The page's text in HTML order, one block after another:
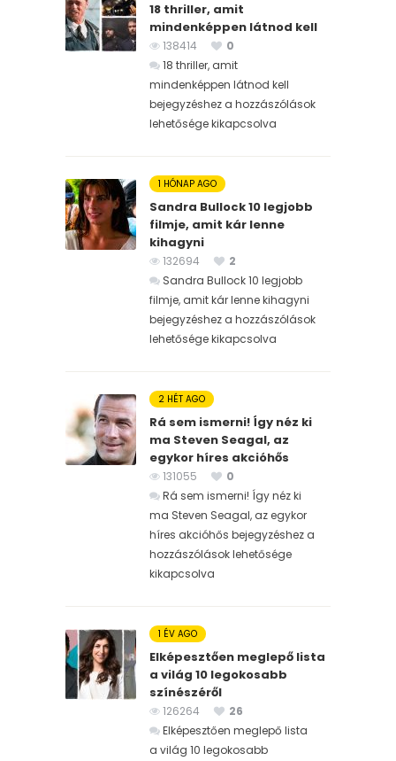
18 thriller, amit
mindenképpen látnod kell
138414
0
18 thriller, amit
mindenképpen látnod kell
bejegyzéshez a hozzászólások
lehetősége kikapcsolva
1 HÓNAP AGO
Sandra Bullock 10 legjobb
filmje, amit kár lenne
kihagyni
132694
2
Sandra Bullock 10 legjobb
filmje, amit kár lenne kihagyni
bejegyzéshez a hozzászólások
lehetősége kikapcsolva
2 HÉT AGO
Rá sem ismerni! Így néz ki
ma Steven Seagal, az
egykor híres akcióhős
131055
0
Rá sem ismerni! Így néz ki
ma Steven Seagal, az egykor
híres akcióhős bejegyzéshez a
hozzászólások lehetősége
kikapcsolva
1 ÉV AGO
Elképesztően meglepő lista
a világ 10 legokosabb
színészéről
126264
26
Elképesztően meglepő lista
a világ 10 legokosabb